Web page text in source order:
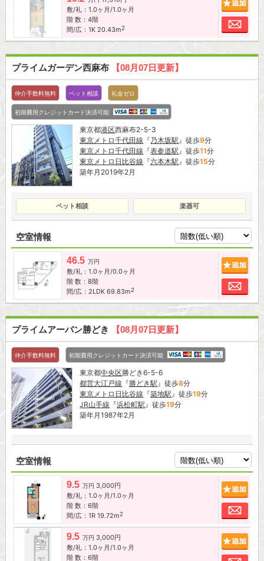
敷/礼：1.0ヶ月/1.0ヶ月
階 数：4階
間/広：1K 20.43m2
お
プライムガーデン西麻布 【08月07日更新】
仲介手数料無料 ペット相談 礼金ゼロ
初期費用クレジットカード決済可能
東京都港区西麻布2-5-3
東京メトロ千代田線 『乃木坂駅』徒歩9分
東京メトロ千代田線 『表参道駅』徒歩11分
東京メトロ日比谷線 『六本木駅』徒歩15分
築年月2019年2月
ペット相談 楽器可
空室情報
46.5 万円
敷/礼：1.0ヶ月/0.0ヶ月
階 数：8階
間/広：2LDK 69.83m2
お
プライムアーバン勝どき 【08月07日更新】
仲介手数料無料 初期費用クレジットカード決済可能
東京都中央区勝どき6-5-6
都営大江戸線 『勝どき駅 』徒歩8分
東京メトロ日比谷線 『築地駅 』徒歩19分
JR山手線 『浜松町駅 』徒歩19分
築年月1987年2月
空室情報
9.5 万円 3,000円
敷/礼：1.0ヶ月/1.0ヶ月
階 数：6階
間/広：1R 19.72m2
お
9.5 万円 3,000円
敷/礼：1.0ヶ月/1.0ヶ月
階 数：6階
お